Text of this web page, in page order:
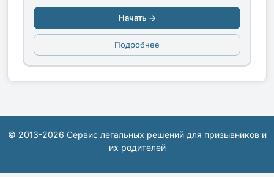
Начать →
Подробнее
© 2013-2026 Сервис легальных решений для призывников и
их родителей